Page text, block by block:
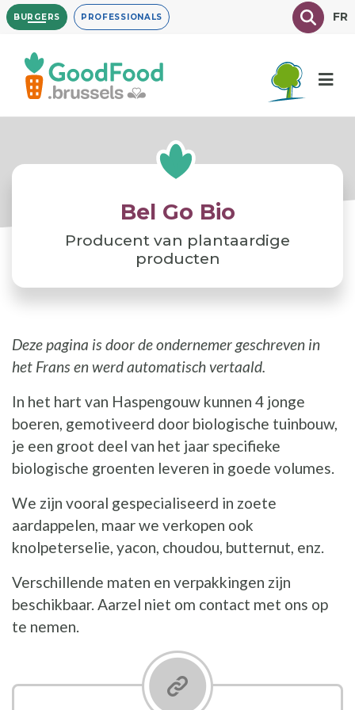
Overslaan
en
inhoud
gaan
BURGERS PROFESSIONALS TexteFR
Bel Go Bio
Producent van plantaardige
producten
Deze pagina is door de ondernemer geschreven in
het Frans en werd automatisch vertaald.
In het hart van Haspengouw kunnen 4 jonge
boeren, gemotiveerd door biologische tuinbouw,
je een groot deel van het jaar specifieke
biologische groenten leveren in goede volumes.
We zijn vooral gespecialiseerd in zoete
aardappelen, maar we verkopen ook
knolpeterselie, yacon, choudou, butternut, enz.
Verschillende maten en verpakkingen zijn
beschikbaar. Aarzel niet om contact met ons op
te nemen.